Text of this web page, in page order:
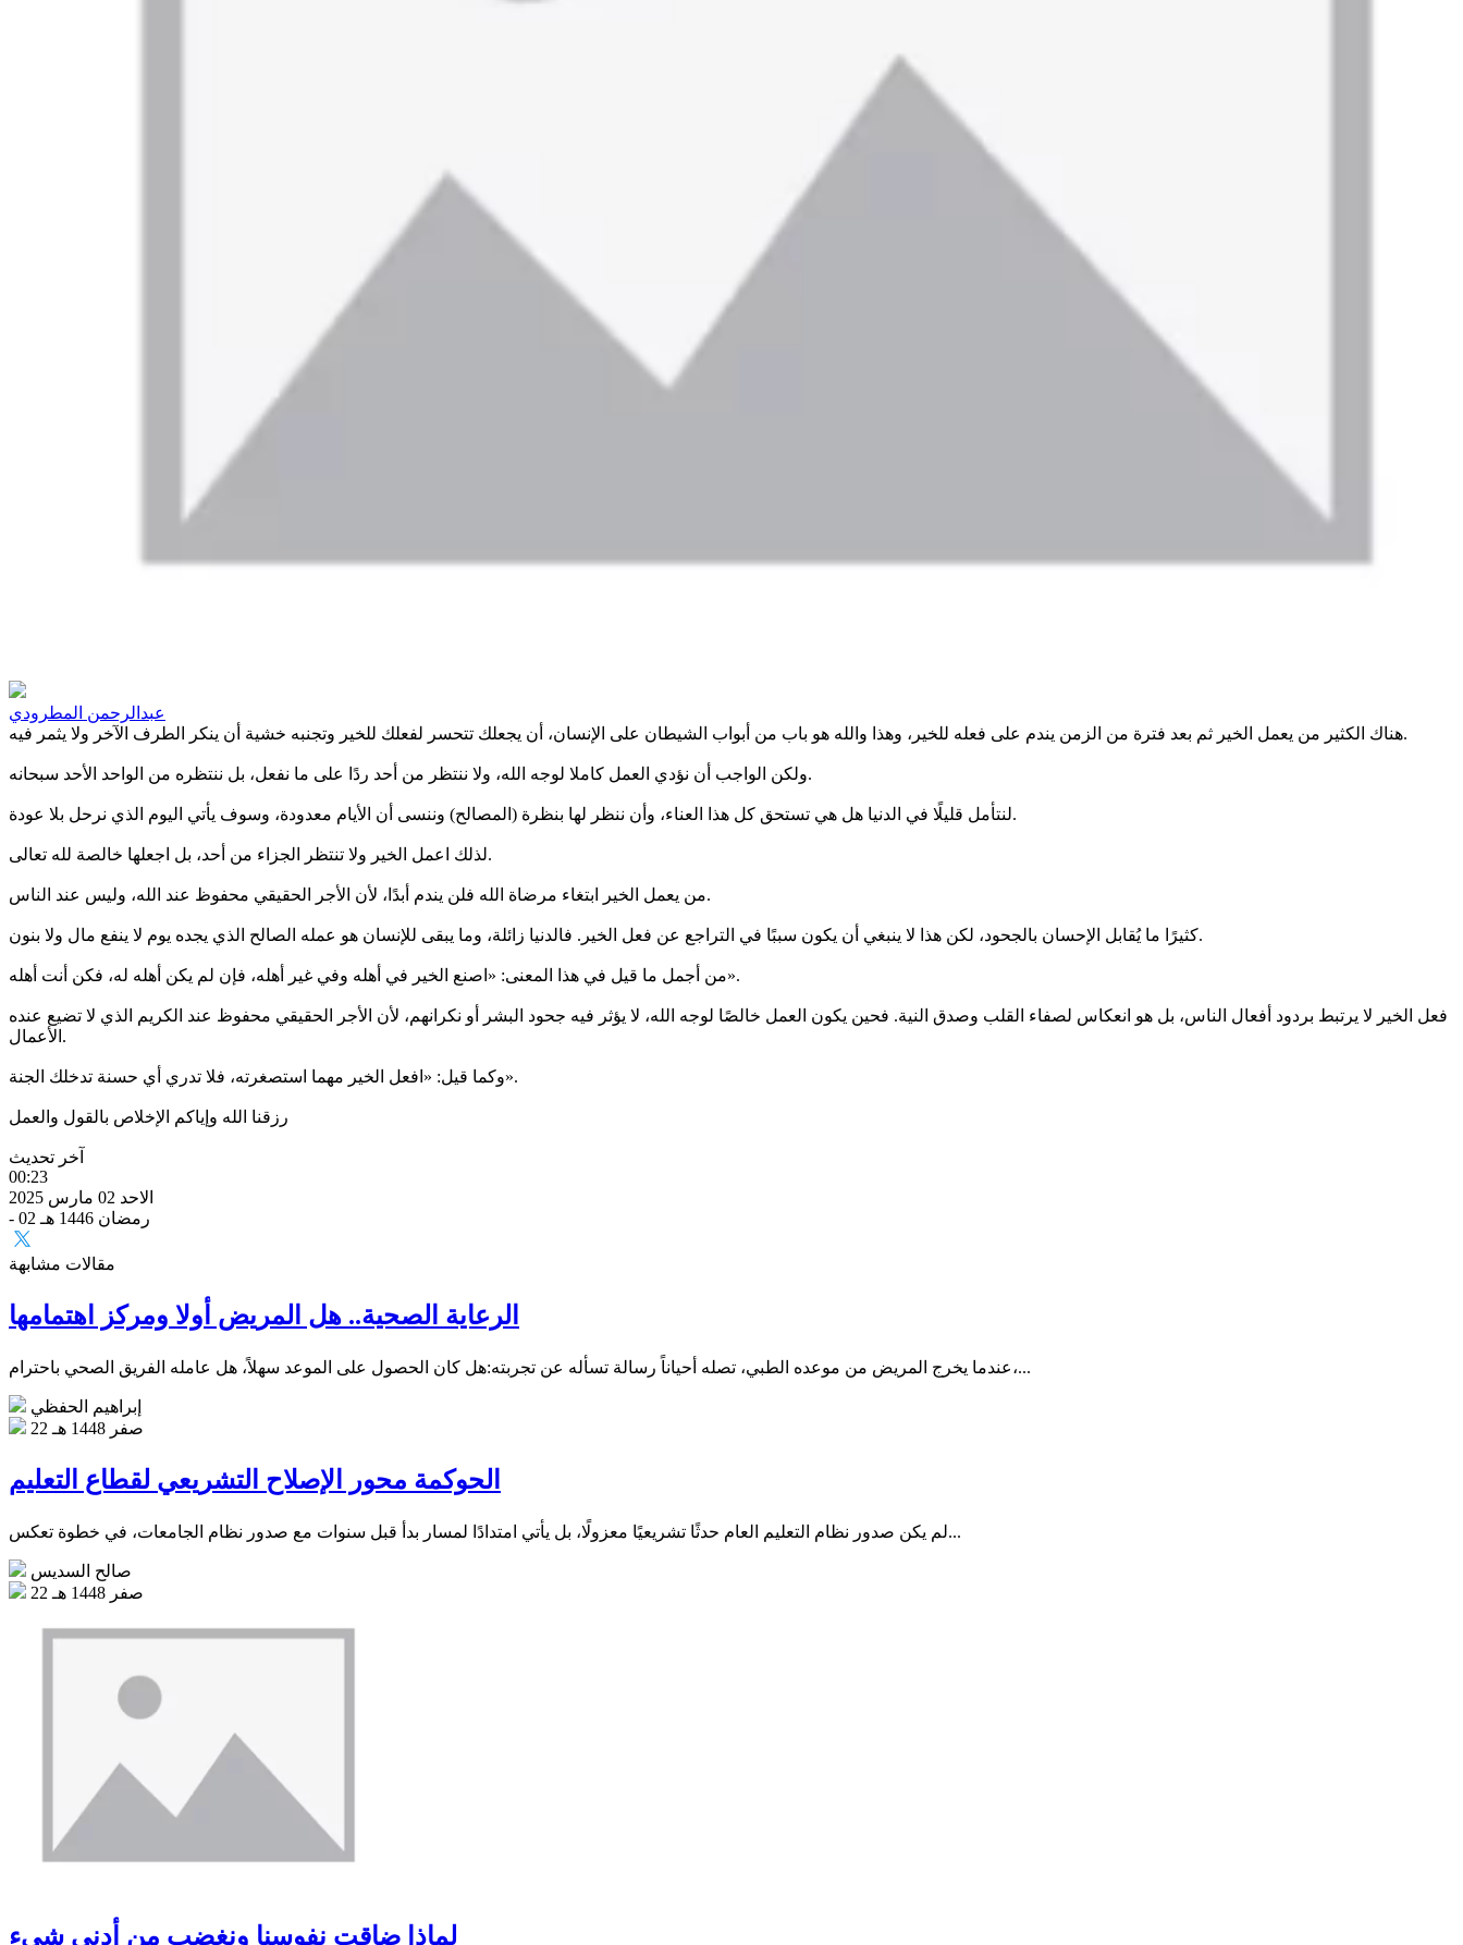
عبدالرحمن المطرودي
هناك الكثير من يعمل الخير ثم بعد فترة من الزمن يندم على فعله للخير، وهذا والله هو باب من أبواب الشيطان على الإنسان، أن يجعلك تتحسر لفعلك للخير وتجنبه خشية أن ينكر الطرف الآخر ولا يثمر فيه.
ولكن الواجب أن نؤدي العمل كاملا لوجه الله، ولا ننتظر من أحد ردًا على ما نفعل، بل ننتظره من الواحد الأحد سبحانه.
لنتأمل قليلًا في الدنيا هل هي تستحق كل هذا العناء، وأن ننظر لها بنظرة (المصالح) وننسى أن الأيام معدودة، وسوف يأتي اليوم الذي نرحل بلا عودة.
لذلك اعمل الخير ولا تنتظر الجزاء من أحد، بل اجعلها خالصة لله تعالى.
من يعمل الخير ابتغاء مرضاة الله فلن يندم أبدًا، لأن الأجر الحقيقي محفوظ عند الله، وليس عند الناس.
كثيرًا ما يُقابل الإحسان بالجحود، لكن هذا لا ينبغي أن يكون سببًا في التراجع عن فعل الخير. فالدنيا زائلة، وما يبقى للإنسان هو عمله الصالح الذي يجده يوم لا ينفع مال ولا بنون.
من أجمل ما قيل في هذا المعنى: «اصنع الخير في أهله وفي غير أهله، فإن لم يكن أهله له، فكن أنت أهله».
فعل الخير لا يرتبط بردود أفعال الناس، بل هو انعكاس لصفاء القلب وصدق النية. فحين يكون العمل خالصًا لوجه الله، لا يؤثر فيه جحود البشر أو نكرانهم، لأن الأجر الحقيقي محفوظ عند الكريم الذي لا تضيع عنده
الأعمال.
وكما قيل: «افعل الخير مهما استصغرته، فلا تدري أي حسنة تدخلك الجنة».
رزقنا الله وإياكم الإخلاص بالقول والعمل
آخر تحديث
00:23
الاحد 02 مارس 2025
- 02 رمضان 1446 هـ
مقالات مشابهة
الرعاية الصحية.. هل المريض أولا ومركز اهتمامها
عندما يخرج المريض من موعده الطبي، تصله أحياناً رسالة تسأله عن تجربته:هل كان الحصول على الموعد سهلاً، هل عامله الفريق الصحي باحترام،...
إبراهيم الحفظي
22 صفر 1448 هـ
الحوكمة محور الإصلاح التشريعي لقطاع التعليم
لم يكن صدور نظام التعليم العام حدثًا تشريعيًا معزولًا، بل يأتي امتدادًا لمسار بدأ قبل سنوات مع صدور نظام الجامعات، في خطوة تعكس...
صالح السديس
22 صفر 1448 هـ
لماذا ضاقت نفوسنا ونغضب من أدنى شيء